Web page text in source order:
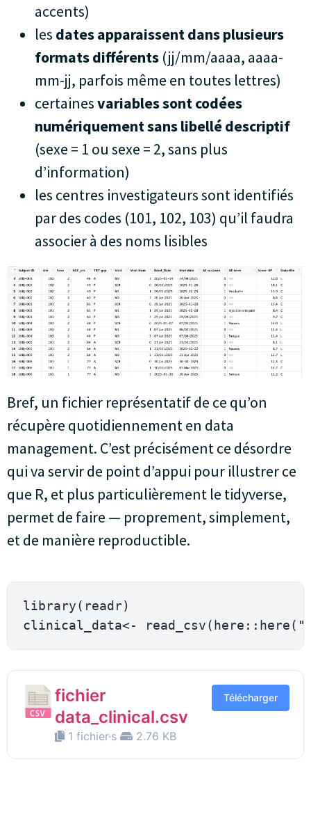
accents)
les dates apparaissent dans plusieurs
formats différents (jj/mm/aaaa, aaaa-
mm-jj, parfois même en toutes lettres)
certainesvariables sont codées
numériquement sans libellé descriptif
(sexe = 1 ou sexe = 2, sans plus
d’information)
les centres investigateurs sont identifiés
par des codes (101, 102, 103) qu’il faudra
associer à des noms lisibles
Bref, un fichier représentatif de ce qu’on
récupère quotidiennement en data
management. C’est précisément ce désordre
qui va servir de point d’appui pour illustrer ce
que R, et plus particulièrement le tidyverse,
permet de faire — proprement, simplement,
et de manière reproductible.
library( readr)
clinical_data<- read_csv( here :: here(
fichier
data_clinical.csv
1 fichier·s 2.76 KB
Télécharger